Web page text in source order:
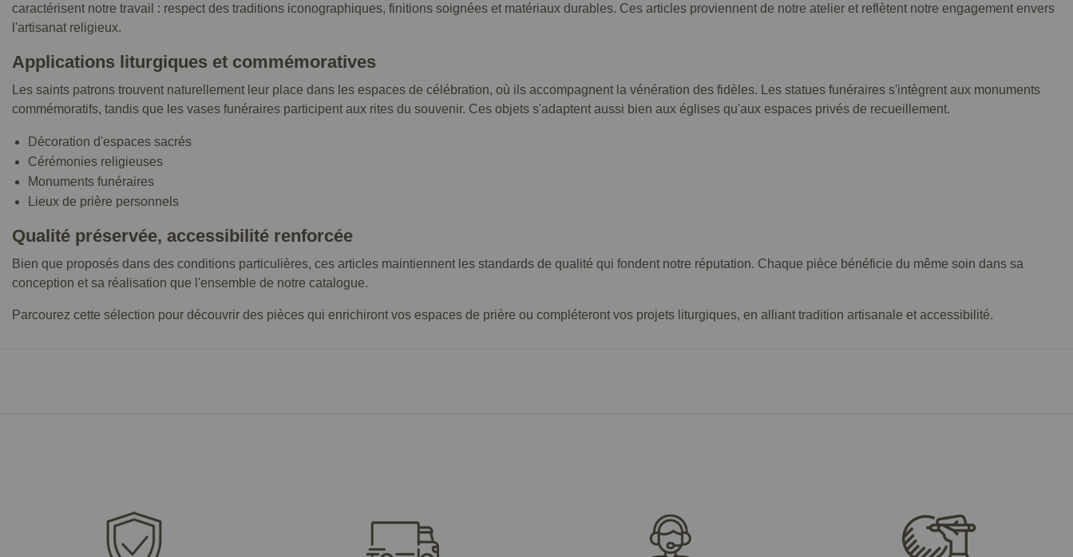
caractérisent notre travail : respect des traditions iconographiques, finitions soignées et matériaux durables. Ces articles proviennent de notre atelier et reflètent notre engagement envers
l'artisanat religieux.
Applications liturgiques et commémoratives
Les saints patrons trouvent naturellement leur place dans les espaces de célébration, où ils accompagnent la vénération des fidèles. Les statues funéraires s'intègrent aux monuments
commémoratifs, tandis que les vases funéraires participent aux rites du souvenir. Ces objets s'adaptent aussi bien aux églises qu'aux espaces privés de recueillement.
Décoration d'espaces sacrés
Cérémonies religieuses
Monuments funéraires
Lieux de prière personnels
Qualité préservée, accessibilité renforcée
Bien que proposés dans des conditions particulières, ces articles maintiennent les standards de qualité qui fondent notre réputation. Chaque pièce bénéficie du même soin dans sa
conception et sa réalisation que l'ensemble de notre catalogue.
Parcourez cette sélection pour découvrir des pièces qui enrichiront vos espaces de prière ou compléteront vos projets liturgiques, en alliant tradition artisanale et accessibilité.